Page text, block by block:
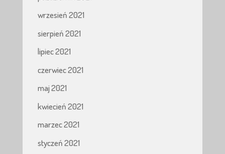
wrzesień 2021
sierpień 2021
lipiec 2021
czerwiec 2021
maj 2021
kwiecień 2021
marzec 2021
styczeń 2021